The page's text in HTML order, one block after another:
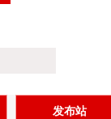
发布站